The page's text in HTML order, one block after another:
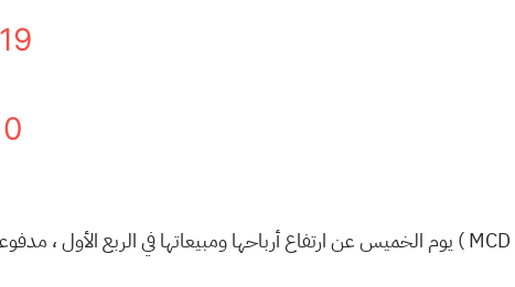
MCD) يوم الخميس عن ارتفاعأرباحها ومبيعاتها في الربع الأول،